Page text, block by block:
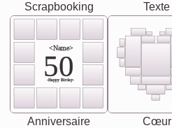
Scrapbooking Texte
<Name>
50
-Happy Birday-
Anniversaire Cœur